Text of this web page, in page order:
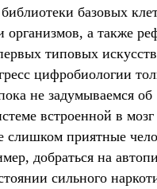
базовых
организмов, а также
типовых
цифробиологии
не задумываемся об
встроенной в
слишком приятные
добраться на
сильного